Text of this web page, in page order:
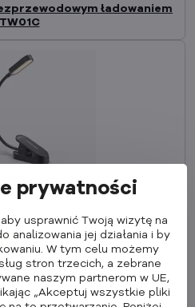
ładowaniem
klipsem LTW02
prywatności
usprawnić Twoją wizytę na
analizowania jej działania i by
W tym celu możemy
stron trzecich, a zebrane
naszym partnerom w UE,
„Akceptuj wszystkie pliki